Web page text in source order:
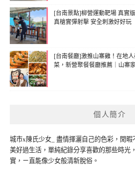
[台南景點]柳營運動靶場 真實
真槍實彈射擊 安全刺激好好玩
[台南餐廳]激推山寨雞！在地
菜，新營聚餐餐廳推薦｜山寨
個人簡介
城市x陳氏少女_ 盡情揮灑自己的色彩，閒
美好過生活，單純紀錄分享喜歡的那些時光
實，ㄧ直能像少女般清新脫俗。